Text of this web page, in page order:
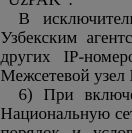
В
Узбекским
других IP-
Межсетевой
6) При
Национальную